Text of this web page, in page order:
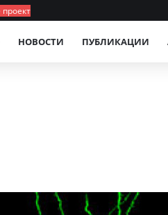
НОВОСТИ ПУБЛИКАЦИИ